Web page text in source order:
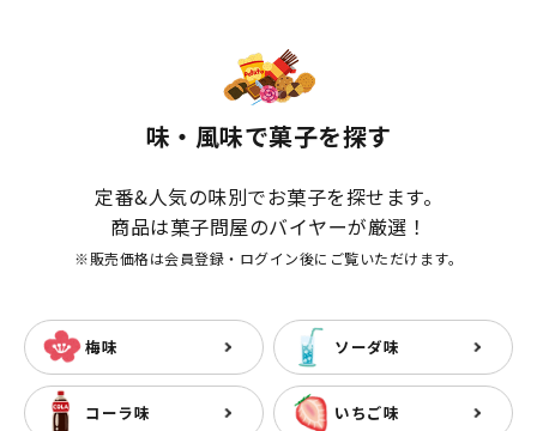
味・風味で菓子を探す
定番&人気の味別でお菓子を探せます。
商品は菓子問屋のバイヤーが厳選！
※販売価格は会員登録・ログイン後にご覧いただけます。
梅味 ソーダ味
コーラ味 いちご味